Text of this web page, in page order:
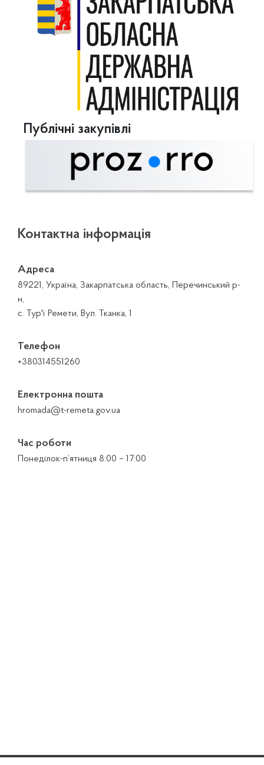
Публічні закупівлі
Контактна інформація
Адреса
89221, Україна, Закарпатська область, Перечинський р-
н,
с. Тур'ї Ремети, Вул. Тканка, 1
Телефон
+380314551260
Електронна пошта
hromada@t-remeta.gov.ua
Час роботи
Понеділок-п’ятниця 8:00 – 17:00